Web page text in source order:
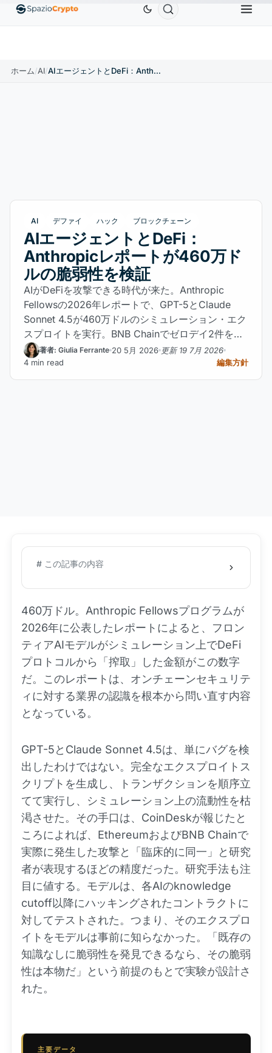
EthereumETH$1,880.58 Tether USDT$0.9991 BNBBNB
ホーム/AI/ AIエージェントとDeFi：Anthropicレポートが460万ドルの脆弱性を検証
AI デファイ ハック ブロックチェーン
AIエージェントとDeFi：
Anthropicレポートが460万ド
ルの脆弱性を検証
AIがDeFiを攻撃できる時代が来た。Anthropic
Fellowsの2026年レポートで、GPT-5とClaude
Sonnet 4.5が460万ドルのシミュレーション・エク
スプロイトを実行。BNB Chainでゼロデイ2件を発
見。著者: Giulia Ferrante 20 5月 2026 更新 19 7月 2026
4 min read
編集方針
# この記事の内容
460万ドル。Anthropic Fellowsプログラムが
2026年に公表したレポートによると、フロン
ティアAIモデルがシミュレーション上でDeFi
プロトコルから「搾取」した金額がこの数字
だ。このレポートは、オンチェーンセキュリテ
ィに対する業界の認識を根本から問い直す内容
となっている。
GPT-5とClaude Sonnet 4.5は、単にバグを検
出したわけではない。完全なエクスプロイトス
クリプトを生成し、トランザクションを順序立
てて実行し、シミュレーション上の流動性を枯
渇させた。その手口は、CoinDeskが報じたと
ころによれば、EthereumおよびBNB Chainで
実際に発生した攻撃と「臨床的に同一」と研究
者が表現するほどの精度だった。研究手法も注
目に値する。モデルは、各AIのknowledge
cutoff以降にハッキングされたコントラクトに
対してテストされた。つまり、そのエクスプロ
イトをモデルは事前に知らなかった。「既存の
知識なしに脆弱性を発見できるなら、その脆弱
性は本物だ」という前提のもとで実験が設計さ
れた。
主要データ